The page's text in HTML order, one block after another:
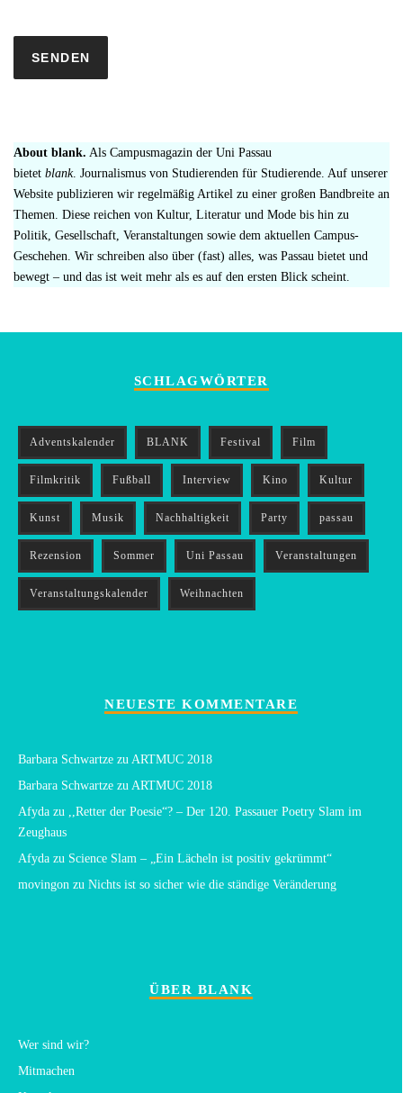
About blank. Als Campusmagazin der Uni Passau
bietet blank. Journalismus von Studierenden für Studierende. Auf unserer
Website publizieren wir regelmäßig Artikel zu einer großen Bandbreite an
Themen. Diese reichen von Kultur, Literatur und Mode bis hin zu
Politik, Gesellschaft, Veranstaltungen sowie dem aktuellen Campus-
Geschehen. Wir schreiben also über (fast) alles, was Passau bietet und
bewegt – und das ist weit mehr als es auf den ersten Blick scheint.
SCHLAGWÖRTER
Adventskalender BLANK Festival Film
Filmkritik Fußball Interview Kino Kultur
Kunst Musik Nachhaltigkeit Party passau
Rezension Sommer Uni Passau Veranstaltungen
Veranstaltungskalender Weihnachten
NEUESTE KOMMENTARE
Barbara Schwartze zu ARTMUC 2018
Barbara Schwartze zu ARTMUC 2018
Afyda zu
,,Retter der Poesie“? – Der 120. Passauer Poetry Slam im
Zeughaus
Afyda zu Science Slam – „Ein Lächeln ist positiv gekrümmt“
movingon zu Nichts ist so sicher wie die ständige Veränderung
ÜBER BLANK
Wer sind wir?
Mitmachen